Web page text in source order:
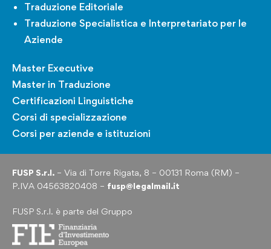
Traduzione Editoriale
Traduzione Specialistica e Interpretariato per le
Aziende
Master Executive
Master in Traduzione
Certificazioni Linguistiche
Corsi di specializzazione
Corsi per aziende e istituzioni
FUSP S.r.l. – Via di Torre Rigata, 8 – 00131 Roma (RM) –
P.IVA 04563820408 – fusp@legalmail.it
FUSP S.r.l. è parte del Gruppo